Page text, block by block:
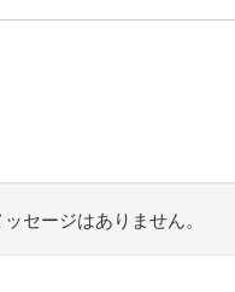
セージはありません。